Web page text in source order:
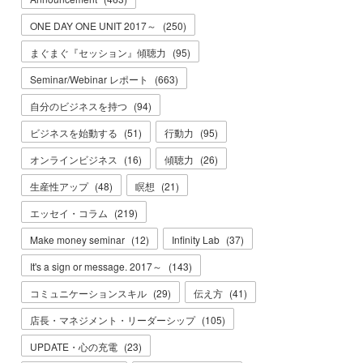
ONE DAY ONE UNIT 2017～
(250)
まぐまぐ『セッション』傾聴力 (95)
Seminar/Webinar レポート
(663)
自分のビジネスを持つ (94)
ビジネスを始動する (51) 行動力 (95)
オンラインビジネス
(16) 傾聴力 (26)
生産性アップ (48) 瞑想 (21)
エッセイ・コラム (219)
Make money seminar (12) Infinity Lab (37)
It's a sign or message. 2017～
(143)
コミュニケーションスキル (29) 伝え方 (41)
店長・マネジメント・リーダーシップ (105)
UPDATE・心の充電 (23)